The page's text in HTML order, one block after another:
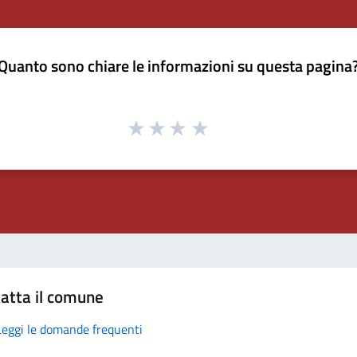
sono chiare le informazioni su questa
il comune
le domande frequenti